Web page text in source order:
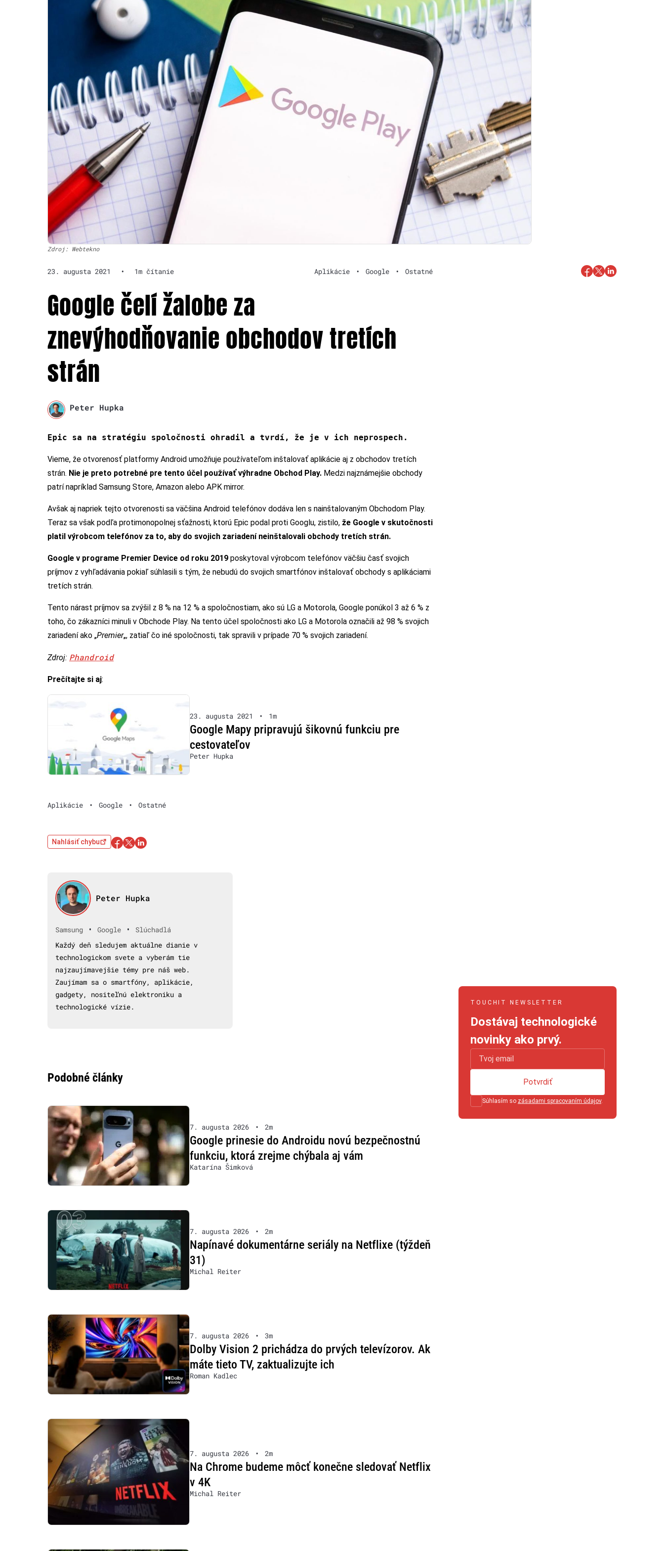
Zdroj: Webtekno
23. augusta 2021 • 1m čítanie Aplikácie • Google • Ostatné
Google čelí žalobe za
znevýhodňovanie obchodov tretích
strán
Peter Hupka
Epic sa na stratégiu spoločnosti ohradil a tvrdí, že je v ich neprospech.
Vieme, že otvorenosť platformy Android umožňuje používateľom inštalovať aplikácie aj z obchodov tretích
strán. Nie je preto potrebné pre tento účel používať výhradne Obchod Play. Medzi najznámejšie obchody
patrí napríklad Samsung Store, Amazon alebo APK mirror.
Avšak aj napriek tejto otvorenosti sa väčšina Android telefónov dodáva len s nainštalovaným Obchodom Play.
Teraz sa však podľa protimonopolnej sťažnosti, ktorú Epic podal proti Googlu, zistilo, že Google v skutočnosti
platil výrobcom telefónov za to, aby do svojich zariadení neinštalovali obchody tretích strán.
Google v programe Premier Device od roku 2019 poskytoval výrobcom telefónov väčšiu časť svojich
príjmov z vyhľadávania pokiaľ súhlasili s tým, že nebudú do svojich smartfónov inštalovať obchody s aplikáciami
tretích strán.
Tento nárast príjmov sa zvýšil z 8 % na 12 % a spoločnostiam, ako sú LG a Motorola, Google ponúkol 3 až 6 % z
toho, čo zákazníci minuli v Obchode Play. Na tento účel spoločnosti ako LG a Motorola označili až 98 % svojich
zariadení ako „Premier„, zatiaľ čo iné spoločnosti, tak spravili v prípade 70 % svojich zariadení.
Zdroj: Phandroid
Prečítajte si aj:
23. augusta 2021 • 1m
Google Mapy pripravujú šikovnú funkciu pre
cestovateľov
Peter Hupka
Aplikácie • Google • Ostatné
Nahlásiť chybu
Peter Hupka
Samsung • Google •
Slúchadlá
Každý deň sledujem aktuálne dianie v
technologickom svete a vyberám tie
najzaujímavejšie témy pre náš web.
Zaujímam sa o smartfóny, aplikácie,
gadgety, nositeľnú elektroniku a
technologické vízie.
Podobné články
7. augusta 2026 • 2m
Google prinesie do Androidu novú bezpečnostnú
funkciu, ktorá zrejme chýbala aj vám
Katarína Šimková
7. augusta 2026 • 2m
Napínavé dokumentárne seriály na Netflixe (týždeň
31)
Michal Reiter
7. augusta 2026 • 3m
Dolby Vision 2 prichádza do prvých televízorov. Ak
máte tieto TV, zaktualizujte ich
Roman Kadlec
7. augusta 2026 • 2m
Na Chrome budeme môcť konečne sledovať Netflix
v 4K
Michal Reiter
TOUCHIT NEWSLETTER
Dostávaj technologické
novinky ako prvý.
Súhlasím so zásadami spracovaním údajov.
Potvrdiť